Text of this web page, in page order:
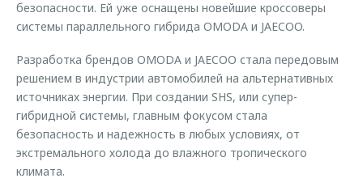
безопасности. Ей уже оснащены новейшие кроссоверы
системы параллельного гибрида OMODA и JAECOO.
Разработка брендов OMODA и JAECOO стала передовым
решением в индустрии автомобилей на альтернативных
источниках энергии. При создании SHS, или супер-
гибридной системы, главным фокусом стала
безопасность и надежность в любых условиях, от
экстремального холода до влажного тропического
климата.